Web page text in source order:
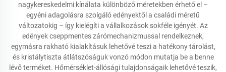
nagykereskedelmi kínálata különböző méretekben érhető el –
egyéni adagolásra szolgáló edényektől a családi méretű
változatokig – így kielégíti a vállalkozások sokféle igényét. Az
edények cseppmentes zárómechanizmussal rendelkeznek,
egymásra rakható kialakításuk lehetővé teszi a hatékony tárolást,
és kristálytiszta átlátszóságuk vonzó módon mutatja be a benne
lévő terméket. Hőmérséklet-állósági tulajdonságaik lehetővé teszik,